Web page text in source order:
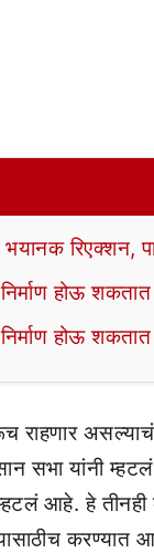
रिएक्शन,
होऊ शकतात
होऊ शकतात
राहणार
सभा यांनी
आहे. हे तीनही
करण्यात